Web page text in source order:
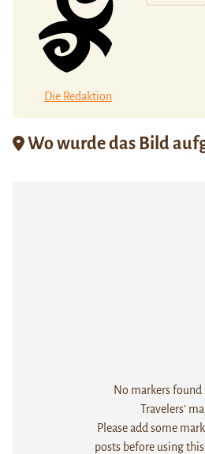
Die Redaktion
Wo wurde das Bild
No markers
Travelers'
Please add some
posts before using